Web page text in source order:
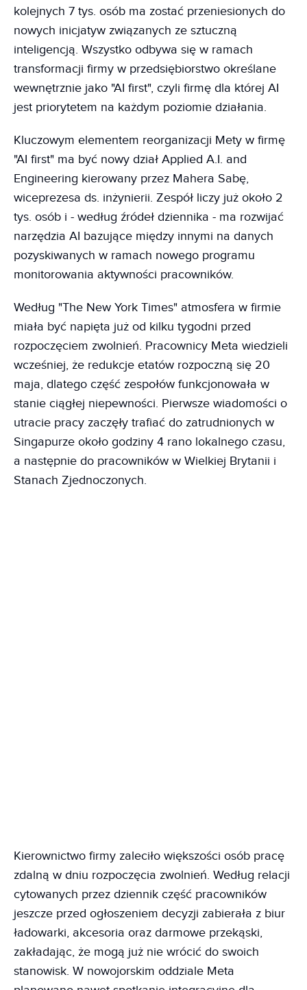
kolejnych 7 tys. osób ma zostać przeniesionych do
nowych inicjatyw związanych ze sztuczną
inteligencją. Wszystko odbywa się w ramach
transformacji firmy w przedsiębiorstwo określane
wewnętrznie jako "AI first", czyli firmę dla której AI
jest priorytetem na każdym poziomie działania.
Kluczowym elementem reorganizacji Mety w firmę
"AI first" ma być nowy dział Applied A.I. and
Engineering kierowany przez Mahera Sabę,
wiceprezesa ds. inżynierii. Zespół liczy już około 2
tys. osób i - według źródeł dziennika - ma rozwijać
narzędzia AI bazujące między innymi na danych
pozyskiwanych w ramach nowego programu
monitorowania aktywności pracowników.
Według "The New York Times" atmosfera w firmie
miała być napięta już od kilku tygodni przed
rozpoczęciem zwolnień. Pracownicy Meta wiedzieli
wcześniej, że redukcje etatów rozpoczną się 20
maja, dlatego część zespołów funkcjonowała w
stanie ciągłej niepewności. Pierwsze wiadomości o
utracie pracy zaczęły trafiać do zatrudnionych w
Singapurze około godziny 4 rano lokalnego czasu,
a następnie do pracowników w Wielkiej Brytanii i
Stanach Zjednoczonych.
Kierownictwo firmy zaleciło większości osób pracę
zdalną w dniu rozpoczęcia zwolnień. Według relacji
cytowanych przez dziennik część pracowników
jeszcze przed ogłoszeniem decyzji zabierała z biur
ładowarki, akcesoria oraz darmowe przekąski,
zakładając, że mogą już nie wrócić do swoich
stanowisk. W nowojorskim oddziale Meta